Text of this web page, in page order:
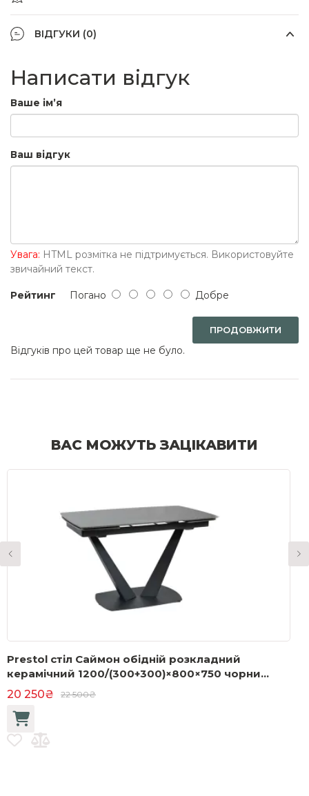
ВІДГУКИ (0)
Написати відгук
Ваше ім’я
Ваш відгук
Увага: HTML розмітка не підтримується. Використовуйте
звичайний текст.
Рейтинг Погано Добре
ПРОДОВЖИТИ
Відгуків про цей товар ще не було.
ВАС МОЖУТЬ ЗАЦІКАВИТИ
Prestol стіл Саймон обідній розкладний
керамічний 1200/(300+300)×800×750 чорний
мат чорні ноги
20 250₴ 22 500₴